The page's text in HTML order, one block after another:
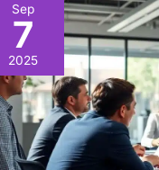
Sep
7
2025